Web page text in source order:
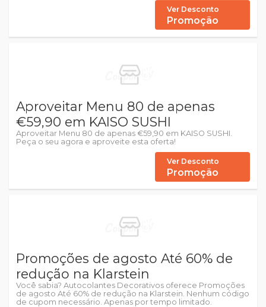
Ver Desconto
Promoção
Aproveitar Menu 80 de apenas
€59,90 em KAISO SUSHI
Aproveitar Menu 80 de apenas €59,90 em KAISO SUSHI.
Peça o seu agora e aproveite esta oferta!
Ver Desconto
Promoção
Promoções de agosto Até 60% de
redução na Klarstein
Você sabia? Autocolantes Decorativos oferece Promoções
de agosto Até 60% de redução na Klarstein. Nenhum código
de cupom necessário. Apenas por tempo limitado.